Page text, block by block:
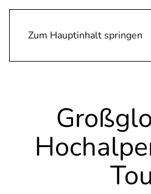
Zum Hauptinhalt springen